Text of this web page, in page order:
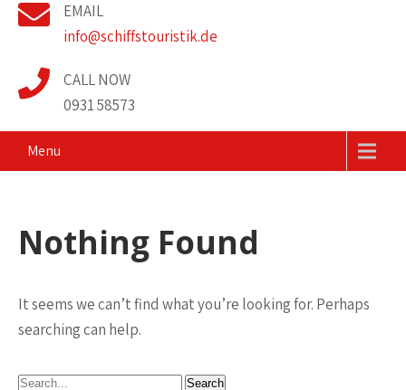
EMAIL
info@schiffstouristik.de
CALL NOW
0931 58573
Menu
Nothing Found
It seems we can’t find what you’re looking for. Perhaps
searching can help.